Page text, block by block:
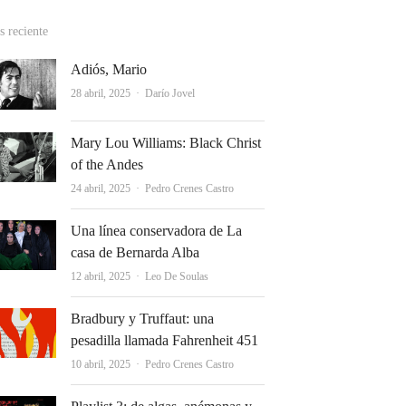
reciente
Adiós, Mario
28 abril, 2025 Autor
Darío Jovel
Mary Lou Williams: Black Christ
of the Andes
24 abril, 2025 Autor
Pedro Crenes Castro
Una línea conservadora de La
casa de Bernarda Alba
12 abril, 2025 Autor
Leo De Soulas
Bradbury y Truffaut: una
pesadilla llamada Fahrenheit 451
10 abril, 2025 Autor
Pedro Crenes Castro